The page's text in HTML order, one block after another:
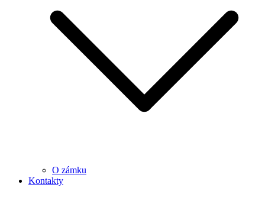
O zámku
Kontakty